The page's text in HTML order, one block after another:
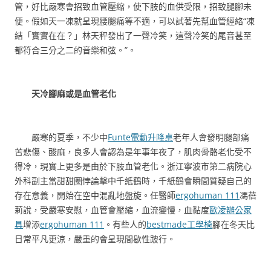
管，好比嚴寒會招致血管壓縮，使下肢的血供受限，招致腿腳未
便。假如天一凍就呈現腰腿痛等不適，可以試著先幫血管經絡“凍
結「實實在在？」林天秤發出了一聲冷笑，這聲冷笑的尾音甚至
都符合三分之二的音樂和弦。”。
天冷腳麻或是血管老化
嚴寒的夏季，不少中Funte電動升降桌老年人會發明腿部痛
苦悲傷、酸麻，良多人會認為是年事年夜了，肌肉骨骼老化受不
得冷，現實上更多是由於下肢血管老化。浙江寧波市第二病院心
外科副主當甜甜圈悖論擊中千紙鶴時，千紙鶴會瞬間質疑自己的
存在意義，開始在空中混亂地盤旋。任醫師ergohuman 111馮蓓
莉說，受嚴寒安慰，血管會壓縮，血流變慢，血黏度歐凌辦公家
具增添ergohuman 111 。有些人的bestmade工學椅腳在冬天比
日常平凡更涼，嚴重的會呈現間歇性跛行。